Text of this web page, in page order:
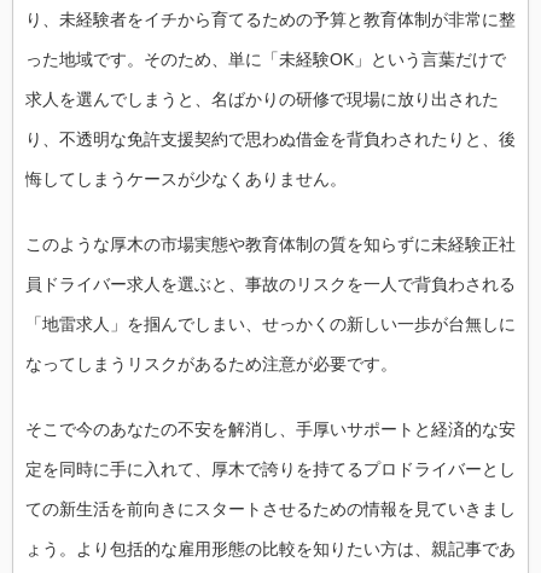
り、未経験者をイチから育てるための予算と教育体制が非常に整
った地域です。そのため、単に「未経験OK」という言葉だけで
求人を選んでしまうと、名ばかりの研修で現場に放り出された
り、不透明な免許支援契約で思わぬ借金を背負わされたりと、後
悔してしまうケースが少なくありません。
このような厚木の市場実態や教育体制の質を知らずに未経験正社
員ドライバー求人を選ぶと、事故のリスクを一人で背負わされる
「地雷求人」を掴んでしまい、せっかくの新しい一歩が台無しに
なってしまうリスクがあるため注意が必要です。
そこで今のあなたの不安を解消し、手厚いサポートと経済的な安
定を同時に手に入れて、厚木で誇りを持てるプロドライバーとし
ての新生活を前向きにスタートさせるための情報を見ていきまし
ょう。より包括的な雇用形態の比較を知りたい方は、親記事であ